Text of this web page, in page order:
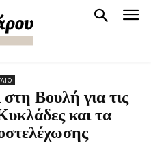
Βουλή για τις
και τα